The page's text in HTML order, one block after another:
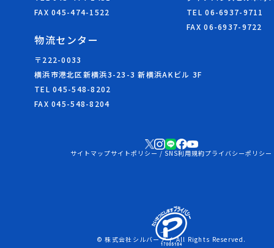
FAX 045-474-1522
TEL 06-6937-9711
FAX 06-6937-9722
物流センター
〒222-0033
横浜市港北区新横浜3-23-3 新横浜AKビル 3F
TEL 045-548-8202
FAX 045-548-8204
サイトマップサイトポリシー / SNS利用規約プライバシーポリシー
© 株式会社シルバーアイ All Rights Reserved.